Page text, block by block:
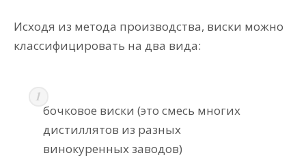
Исходя из метода производства, виски можно
классифицировать на два вида:
бочковое виски (это смесь многих
дистиллятов из разных
винокуренных заводов)